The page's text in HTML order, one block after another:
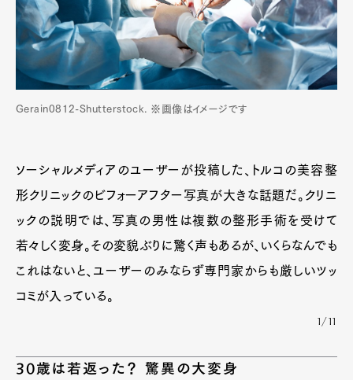
Gerain0812-Shutterstock. ※画像はイメージです
ソーシャルメディアのユーザーが投稿した、トルコの美容整
形クリニックのビフォーアフター写真が大きな話題だ。クリニ
ックの説明では、写真の男性は複数の整形手術を受けて
若々しく変身。その変貌ぶりに驚く声もあるが、いくらなんでも
これはないと、ユーザーのみならず専門家からも厳しいツッ
コミが入っている。
1/11
30歳は若返った？ 驚異の大変身